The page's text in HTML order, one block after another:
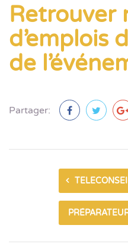
Retrouver
d’emplois
de
Partager: